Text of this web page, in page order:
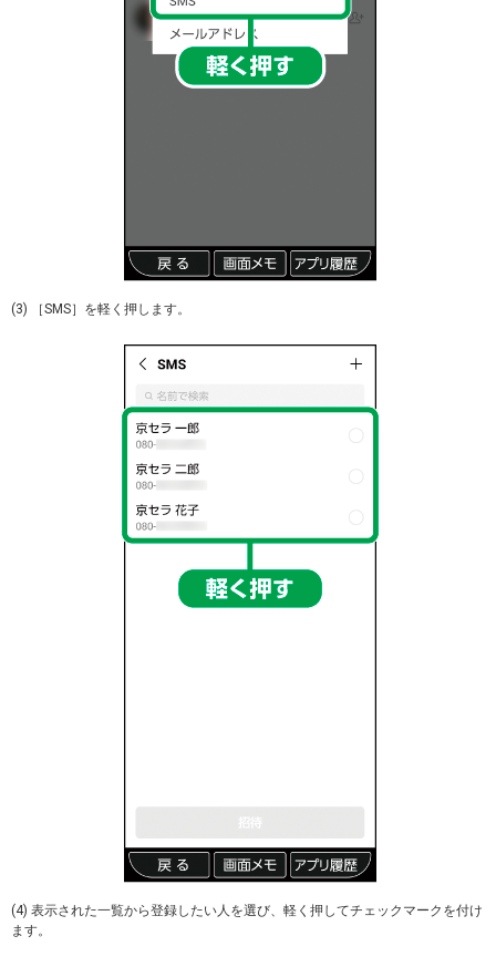
(3) ［SMS］を軽く押します。
(4) 表示された一覧から登録したい人を選び、軽く押してチェックマークを付け
ます。